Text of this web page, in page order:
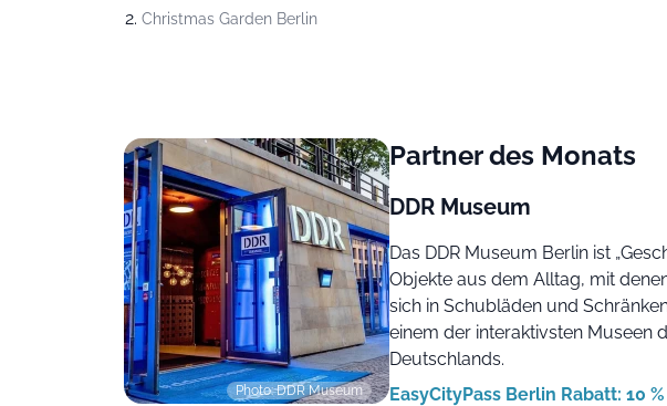
Christmas Garden Berlin
Photo: DDR Museum
Partner des Monats
DDR Museum
Das DDR Museum Berlin ist
Objekte aus dem Alltag, mit
sich in Schubläden und
einem der interaktivsten Museen
Deutschlands.
EasyCityPass Berlin Rabatt: 10